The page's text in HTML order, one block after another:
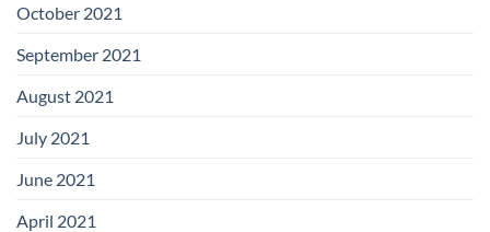
October 2021
September 2021
August 2021
July 2021
June 2021
April 2021